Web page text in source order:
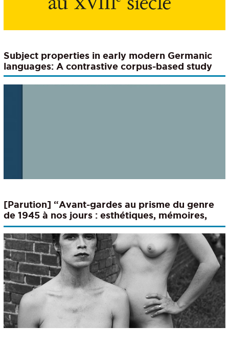
Subject properties in early modern Germanic
languages: A contrastive corpus-based study
[Parution] “Avant-gardes au prisme du genre
de 1945 à nos jours : esthétiques, mémoires,
actualités” (Cahiers d’études germaniques
n°88, 2025)